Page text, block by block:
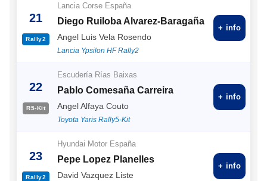
21
Rally2
Lancia Corse España
Diego Ruiloba Alvarez-Baragaña
Angel Luis Vela Rosendo
Lancia Ypsilon HF Rally2
+ info
22
R5-Kit
Escudería Rías Baixas
Pablo Comesaña Carreira
Angel Alfaya Couto
Toyota Yaris Rally5-Kit
+ info
23
Rally2
Hyundai Motor España
Pepe Lopez Planelles
David Vazquez Liste
+ info